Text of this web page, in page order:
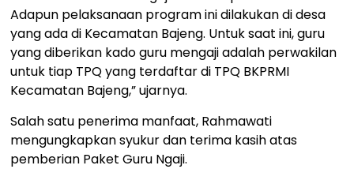
Adapun pelaksanaan program ini dilakukan di desa
yang ada di Kecamatan Bajeng. Untuk saat ini, guru
yang diberikan kado guru mengaji adalah perwakilan
untuk tiap TPQ yang terdaftar di TPQ BKPRMI
Kecamatan Bajeng,” ujarnya.
Salah satu penerima manfaat, Rahmawati
mengungkapkan syukur dan terima kasih atas
pemberian Paket Guru Ngaji.